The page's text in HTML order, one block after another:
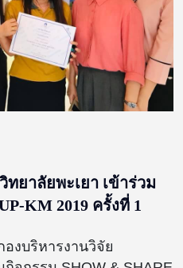
ยาลัยพะเยา เข้าร่วม
KM 2019 ครั้งที่ 1
งบริหารงานวิจัย